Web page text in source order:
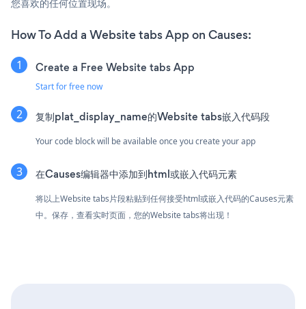
您喜欢的任何位置现场。
How To Add a Website tabs App on Causes:
Create a Free Website tabs App
Start for free now
复制plat_display_name的Website tabs嵌入代码段
Your code block will be available once you create your app
在Causes编辑器中添加到html或嵌入代码元素
将以上Website tabs片段粘贴到任何接受html或嵌入代码的Causes元素
中。保存，查看实时页面，您的Website tabs将出现！